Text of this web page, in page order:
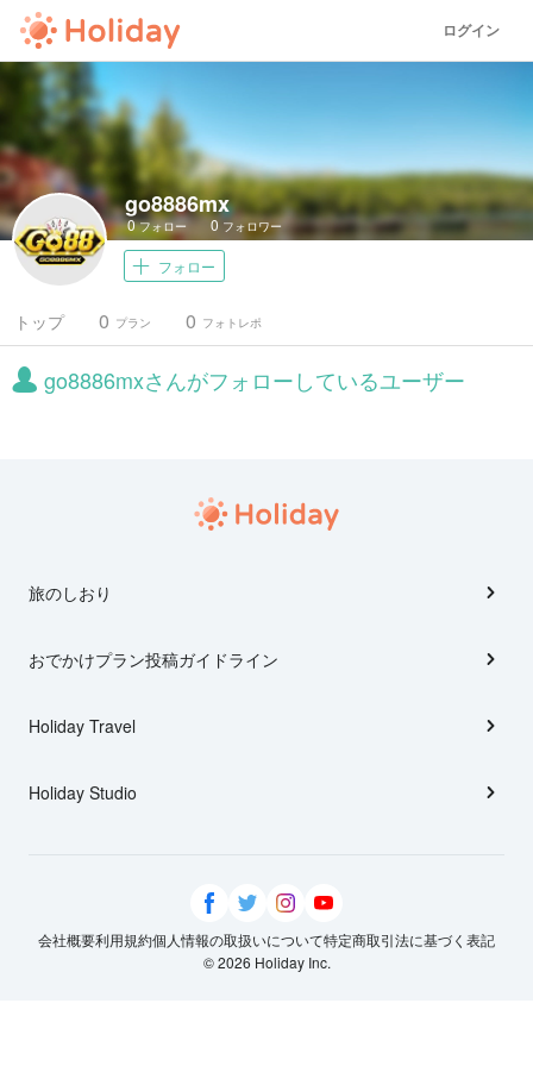
ログイン
go8886mx
0フォロー 0 フォロワー
フォロー
トップ プラン
0 フォトレポ
0
go8886mxさんがフォローしているユーザー
旅のしおり
おでかけプラン投稿ガイドライン
Holiday Travel
Holiday Studio
会社概要利用規約個人情報の取扱いについて特定商取引法に基づく表記
© 2026 Holiday Inc.